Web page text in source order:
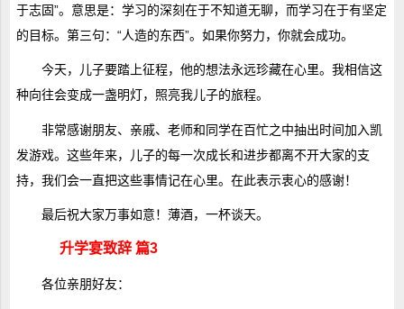
于志固”。意思是：学习的深刻在于不知道无聊，而学习在于有坚定
的目标。第三句：“人造的东西”。如果你努力，你就会成功。
今天，儿子要踏上征程，他的想法永远珍藏在心里。我相信这
种向往会变成一盏明灯，照亮我儿子的旅程。
非常感谢朋友、亲戚、老师和同学在百忙之中抽出时间加入凯
发游戏。这些年来，儿子的每一次成长和进步都离不开大家的支
持，我们会一直把这些事情记在心里。在此表示衷心的感谢！
最后祝大家万事如意！薄酒，一杯谈天。
升学宴致辞 篇3
各位亲朋好友：